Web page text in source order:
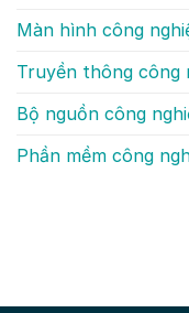
Màn hình công
Truyền thông công
Bộ nguồn công
Phần mềm công